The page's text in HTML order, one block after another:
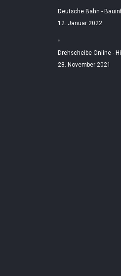
Deutsche Bahn -
12. Januar 2022
Drehscheibe Online -
28. November 2021